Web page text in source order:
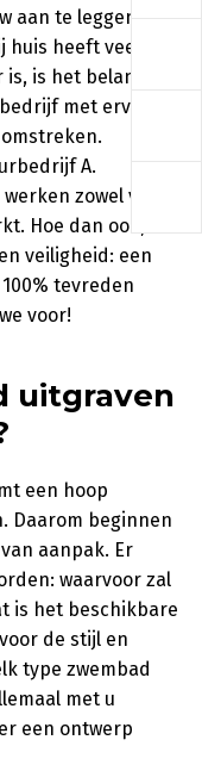
aan te leggen?
heeft veel
is het belangrijk
met ervaring
A.
zowel voor
Hoe dan ook, u
veiligheid: een
tevreden
voor!
uitgraven
een hoop
Daarom beginnen
aanpak. Er
waarvoor zal
is het beschikbare
de stijl en
type zwembad
met u
een ontwerp